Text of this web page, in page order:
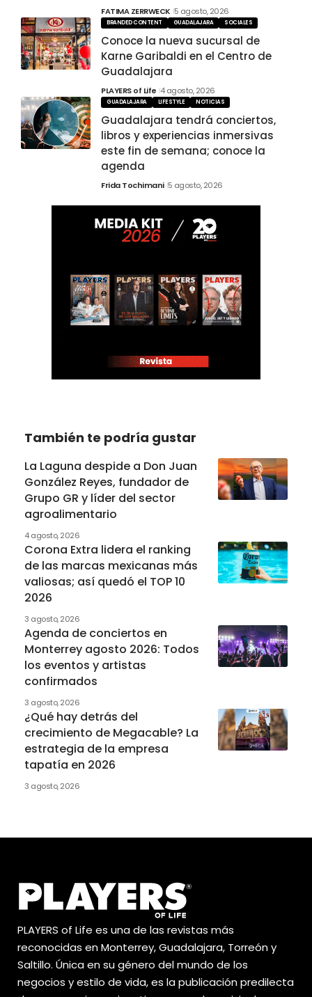
FATIMA ZERRWECK 5 agosto, 2026
BRANDED CONTENT GUADALAJARA SOCIALES
Conoce la nueva sucursal de
Karne Garibaldi en el Centro de
Guadalajara
PLAYERS of Life 4 agosto, 2026
GUADALAJARA LIFESTYLE NOTICIAS
Guadalajara tendrá conciertos,
libros y experiencias inmersivas
este fin de semana; conoce la
agenda
Frida Tochimani 5 agosto, 2026
También te podría gustar
La Laguna despide a Don Juan
González Reyes, fundador de
Grupo GR y líder del sector
agroalimentario
4 agosto, 2026
Corona Extra lidera el ranking
de las marcas mexicanas más
valiosas; así quedó el TOP 10
2026
3 agosto, 2026
Agenda de conciertos en
Monterrey agosto 2026: Todos
los eventos y artistas
confirmados
3 agosto, 2026
¿Qué hay detrás del
crecimiento de Megacable? La
estrategia de la empresa
tapatía en 2026
3 agosto, 2026
PLAYERS of Life es una de las revistas más
reconocidas en Monterrey, Guadalajara, Torreón y
Saltillo. Única en su género del mundo de los
negocios y estilo de vida, es la publicación predilecta